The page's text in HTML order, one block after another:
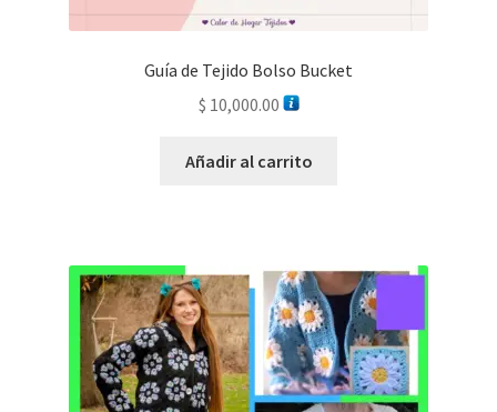
Guía de Tejido Bolso Bucket
$ 10,000.00
Añadir al carrito